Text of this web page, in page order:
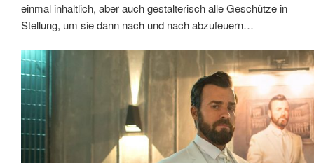
einmal inhaltlich, aber auch gestalterisch alle Geschütze in
Stellung, um sie dann nach und nach abzufeuern…